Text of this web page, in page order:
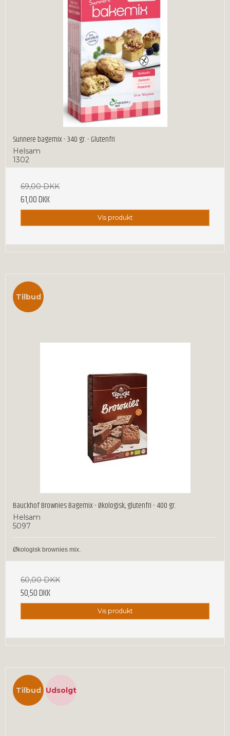
Sunnere bagemix - 340 gr. - Glutenfri
Helsam
1302
69,00 DKK
61,00 DKK
Vis produkt
Tilbud
Bauckhof Brownies Bagemix - Økologisk, glutenfri - 400 gr.
Helsam
5097
Økologisk brownies mix.
60,00 DKK
50,50 DKK
Vis produkt
Tilbud Udsolgt